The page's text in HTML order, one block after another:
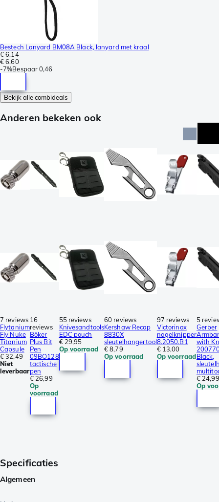
Bestech Lanyard BM08A Black, lanyard met kraal
€ 6,14
€ 6,60
-7%Bespaar0,46
Bekijk alle combideals
Anderen bekeken ook
7 reviews
Flytanium
Fly Nuke
Titanium
Capsule
€ 32,49
Niet
leverbaar
16
reviews
Böker
Plus Bit
Pen
09BO128
tactische
pen
€ 26,99
Op
voorraad
55 reviews
Knivesandtools
EDC pouch
€ 29,95
Op voorraad
60 reviews
Kershaw Recap
8830X
sleutelhangertool
€ 8,79
Op voorraad
97 reviews
Victorinox
nagelknipper
8.2050.B1
€ 13,00
Op voorraad
5
Gerber
with
Black,
€ 24,99
Op
Specificaties
Algemeen